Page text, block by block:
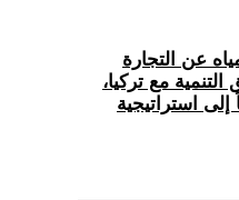
عن التجارة
مع تركيا،
إلى استراتيجية